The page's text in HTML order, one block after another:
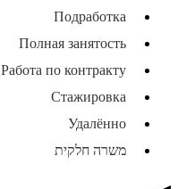
Подработка
Полная занятость
Работа по контракту
Стажировка
Удалённо
משרה חלקית